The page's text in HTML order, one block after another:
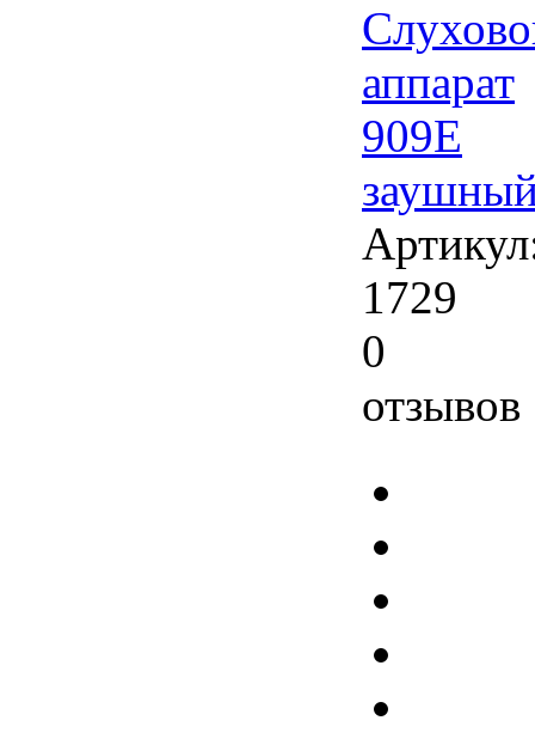
аппарат
909Е
1729
0
отзывов